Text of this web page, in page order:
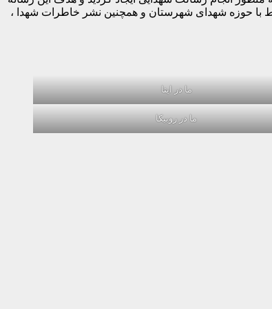
با حوزه شهدای شهرستان و همچنین نشر خاطرات شهدا ،
ما در ایتا
ما در روبیکا